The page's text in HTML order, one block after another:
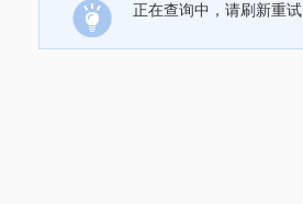
正在查询中，请刷新重试